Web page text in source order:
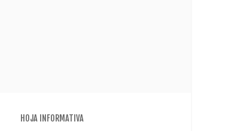
HOJA INFORMATIVA